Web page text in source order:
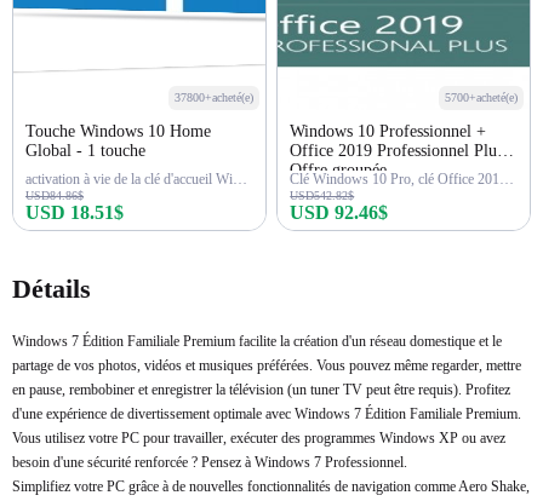
37800+acheté(e)
Touche Windows 10 Home
Global - 1 touche
activation à vie de la clé d'accueil Win 10
USD84.86$
USD 18.51$
5700+acheté(e)
Windows 10 Professionnel +
Office 2019 Professionnel Plus -
Offre groupée
Clé Windows 10 Pro, clé Office 2019 Pro
USD542.82$
USD 92.46$
Détails
Windows 7 Édition Familiale Premium facilite la création d'un réseau domestique et le
partage de vos photos, vidéos et musiques préférées. Vous pouvez même regarder, mettre
en pause, rembobiner et enregistrer la télévision (un tuner TV peut être requis). Profitez
d'une expérience de divertissement optimale avec Windows 7 Édition Familiale Premium.
Vous utilisez votre PC pour travailler, exécuter des programmes Windows XP ou avez
besoin d'une sécurité renforcée ? Pensez à Windows 7 Professionnel.
Simplifiez votre PC grâce à de nouvelles fonctionnalités de navigation comme Aero Shake,